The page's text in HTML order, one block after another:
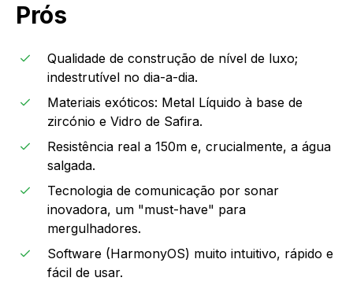
Prós
Qualidade de construção de nível de luxo;
indestrutível no dia-a-dia.
Materiais exóticos: Metal Líquido à base de
zircónio e Vidro de Safira.
Resistência real a 150m e, crucialmente, a água
salgada.
Tecnologia de comunicação por sonar
inovadora, um "must-have" para
mergulhadores.
Software (HarmonyOS) muito intuitivo, rápido e
fácil de usar.